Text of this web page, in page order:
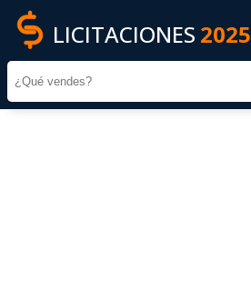
LICITACIONES 2025